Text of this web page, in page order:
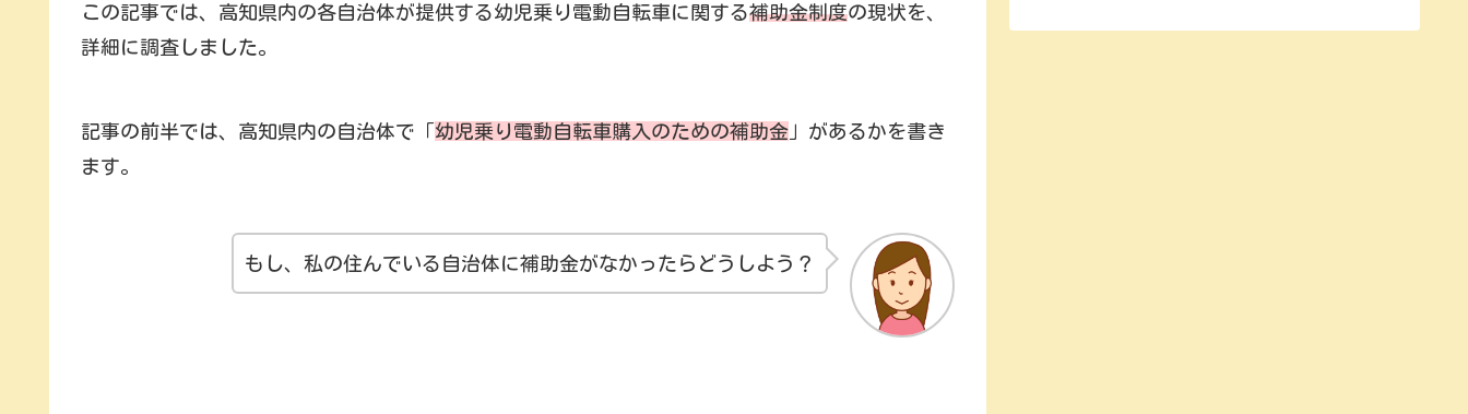
この記事では、高知県内の各自治体が提供する幼児乗り電動自転車に関する補助金制度の現状を、
詳細に調査しました。
記事の前半では、高知県内の自治体で「幼児乗り電動自転車購入のための補助金 」があるかを書き
ます。
もし、私の住んでいる自治体に補助金がなかったらどうしよう？